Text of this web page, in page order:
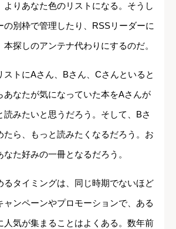
よりあなた色のリストになる。そうし
の別枠で管理したり、RSSリーダーに
探しのアンテナ代わりにするのだ。
ストにAさん、Bさん、Cさんといると
あなたが気になっていた本をAさんが
読みたいと思うだろう。そして、Bさ
たら、もっと読みたくなるだろう。お
た好みの一冊となるだろう。
るタイミングは、同じ時期でないほど
ャンペーンやプロモーションで、ある
人気が集まることはよくある。数年前